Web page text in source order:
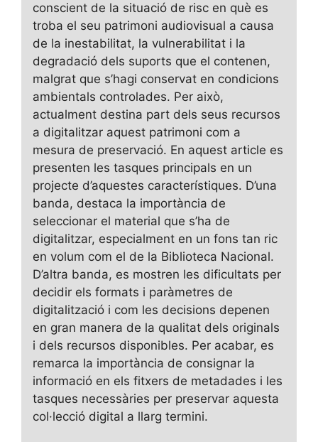
conscient de la situació de risc en què es
troba el seu patrimoni audiovisual a causa
de la inestabilitat, la vulnerabilitat i la
degradació dels suports que el contenen,
malgrat que s’hagi conservat en condicions
ambientals controlades. Per això,
actualment destina part dels seus recursos
a digitalitzar aquest patrimoni com a
mesura de preservació. En aquest article es
presenten les tasques principals en un
projecte d’aquestes característiques. D’una
banda, destaca la importància de
seleccionar el material que s’ha de
digitalitzar, especialment en un fons tan ric
en volum com el de la Biblioteca Nacional.
D’altra banda, es mostren les dificultats per
decidir els formats i paràmetres de
digitalització i com les decisions depenen
en gran manera de la qualitat dels originals
i dels recursos disponibles. Per acabar, es
remarca la importància de consignar la
informació en els fitxers de metadades i les
tasques necessàries per preservar aquesta
col·lecció digital a llarg termini.